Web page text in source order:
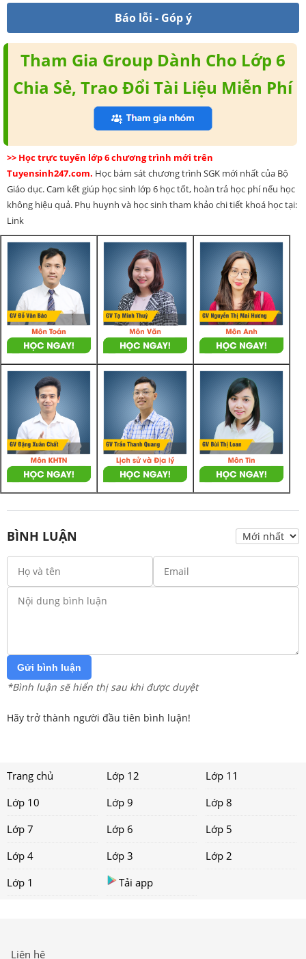
Báo lỗi - Góp ý
Tham Gia Group Dành Cho Lớp 6
Chia Sẻ, Trao Đổi Tài Liệu Miễn Phí
>> Học trực tuyến lớp 6 chương trình mới trên
Tuyensinh247.com. Học bám sát chương trình SGK mới nhất của Bộ
Giáo dục. Cam kết giúp học sinh lớp 6 học tốt, hoàn trả học phí nếu học
không hiệu quả. Phụ huynh và học sinh tham khảo chi tiết khoá học tại:
Link
BÌNH LUẬN
Gửi bình luận
*Bình luận sẽ hiển thị sau khi được duyệt
Hãy trở thành người đầu tiên bình luận!
Trang chủ Lớp 12
Lớp 11
Lớp 10
Lớp 9
Lớp 8
Lớp 7
Lớp 6
Lớp 5
Lớp 4
Lớp 3
Lớp 2
Lớp 1
Tải app
Liên hệ